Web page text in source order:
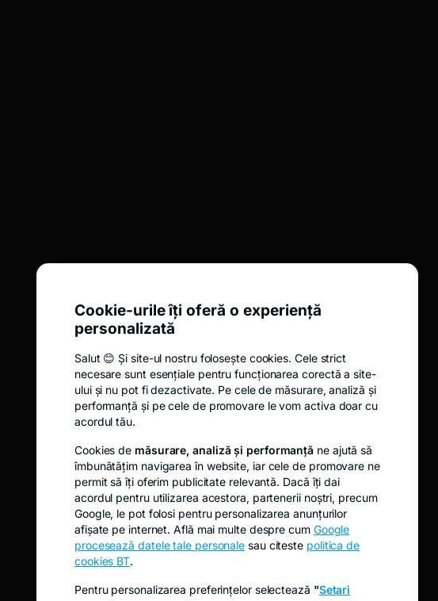
posibile riscuri inerente existente pentru
ar fi: fluctuația prețurilor pieței, incertitudinea
fluctuația cursului de schimb.
Analize
Fidelis
Oferta publică de cumpărare EVER
Oferta publică de cumpărare TRANSI
Cookie-urile îți oferă o experiență
personalizată
Salut 😊 Și site-ul nostru folosește cookies. Cele strict
necesare sunt esențiale pentru funcționarea corectă a site-
ului și nu pot fi dezactivate. Pe cele de măsurare, analiză și
performanță și pe cele de promovare le vom activa doar cu
acordul tău.
Cookies de măsurare, analiză și performanță ne ajută să
îmbunătățim navigarea în website, iar cele de promovare ne
permit să îți oferim publicitate relevantă. Dacă îți dai
acordul pentru utilizarea acestora, partenerii noștri, precum
Google, le pot folosi pentru personalizarea anunțurilor
afișate pe internet. Află mai multe despre cum Google
procesează datele tale personale sau citeste politica de
cookies BT.
Pentru personalizarea preferințelor selectează "Setari